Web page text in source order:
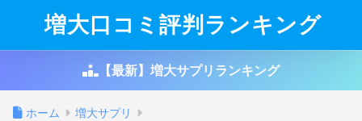
増大口コミ評判ランキング
【最新】増大サプリランキング
ホーム 増大サプリ